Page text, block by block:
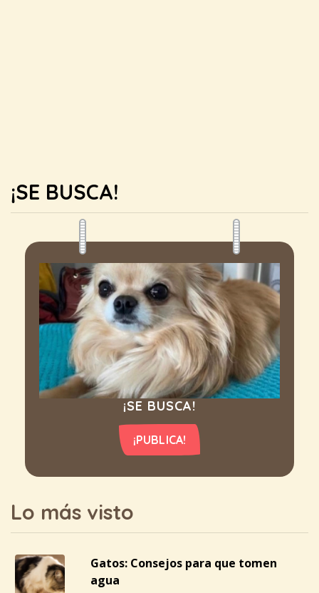
¡SE BUSCA!
¡SE BUSCA!
¡PUBLICA!
Lo más visto
Gatos: Consejos para que tomen
agua